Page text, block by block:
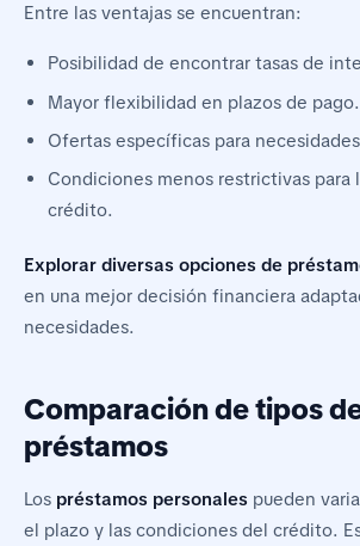
Entre las ventajas se encuentran:
Posibilidad de encontrar tasas de
Mayor flexibilidad en plazos de pago.
Ofertas específicas para
Condiciones menos restrictivas para
crédito.
Explorar diversas opciones de
en una mejor decisión financiera
necesidades.
Comparación de tipos
préstamos
Los préstamos personales pueden
el plazo y las condiciones del crédito.